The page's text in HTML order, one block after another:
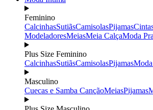
Feminino
CalcinhasSutiãsCamisolasPijamas
ModeladoresMeiasMeia CalçaModa
Plus Size Feminino
CalcinhasSutiãsCamisolasPijamas
Masculino
Cuecas e Samba CançãoMeiasPijamas